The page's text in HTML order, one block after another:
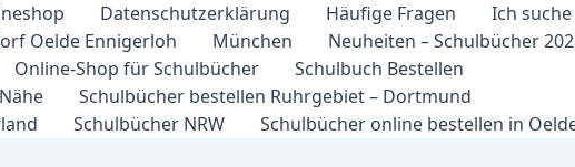
Datenschutzerklärung Häufige Fragen
Ich
Oelde Ennigerloh München
Neuheiten – Schulbücher
Online-Shop für Schulbücher
Schulbuch Bestellen
Schulbücher bestellen Ruhrgebiet – Dortmund
Schulbücher NRW Schulbücher online bestellen in